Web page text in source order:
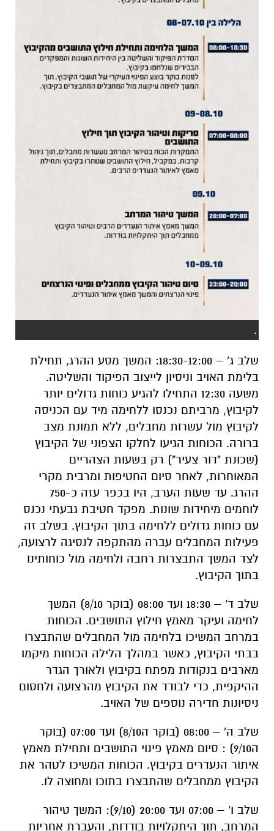
.
שלב ג' – 18:30-12:00: המשך מסע ההרג, תחילת
בלימת האויב וניסיון לייצוב הפיקוד והשליטה.
משעה 12:30 התחילו להגיע כוחות גדולים יותר
לקיבוץ, מרביתם נכנסו ללחימה מיד עם הכניסה
לקיבוץ מול עשרות מחבלים, ללא תמונת מצב
ברורה. הכוחות הגיעו לחלקו הצפוני של הקיבוץ
(שכונת "דור צעיר") רק בשעות הצהריים
המאוחרות, לאחר סיום החטיפות ומרבית מקרי
ההרג. עד שעות הערב, היו בכפר עזה כ-750
לוחמים מיחידות שונות. מפקד חטיבת גבעתי נכנס
עם כוחות גדולים ללחימה בתוך הקיבוץ. בשלב זה
פעילות המחבלים עברה מהתקפה לנסיגה לרצועה,
לצד המשך התבצרות רחבה ולחימה מול כוחותינו
בתוך הקיבוץ.
שלב ד' – 18:30 ועד 08:00 (בוקר 8/10) המשך
לחימה ועיקר מאמץ חילוץ התושבים. הכוחות
במרחב המשיכו בלחימה מול המחבלים שהתבצרו
בבתי הקיבוץ, כאשר במהלך הלילה הכוחות מיקמו
מארבים בנקודות מפתח בקיבוץ ולאורך הגדר
ההיקפית, כדי לבודד את הקיבוץ מהרצועה ולחסום
ניסיונות חדירה נוספים של האויב.
שלב ה' – 08:00 (בוקר ה8/10) ועד 07:00 (בוקר
ה9/10) : סיום מאמץ פינוי התושבים ותחילת מאמץ
איתור הנעדרים בקיבוץ. הכוחות המשיכו לטהר את
הקיבוץ ממחבלים שהתבצרו בתוכו ומחוצה לו.
שלב ו' – 07:00 ועד 20:00 (9/10): המשך טיהור
המרחב, תוך היתקלויות בודדות, והעברת אחריות